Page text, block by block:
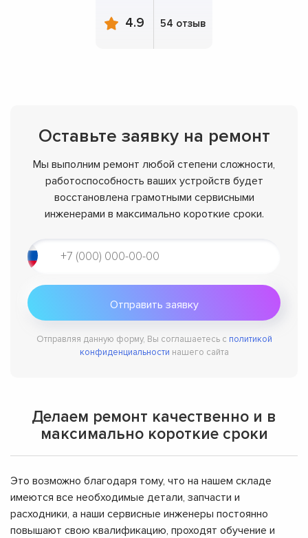
4.9 54 отзыв
Оставьте заявку на ремонт
Мы выполним ремонт любой степени сложности,
работоспособность ваших устройств будет
восстановлена грамотными сервисными
инженерами в максимально короткие сроки.
Отправляя данную форму, Вы соглашаетесь с политикой
конфиденциальности нашего сайта
Делаем ремонт качественно и в
максимально короткие сроки
Это возможно благодаря тому, что на нашем складе
имеются все необходимые детали, запчасти и
расходники, а наши сервисные инженеры постоянно
повышают свою квалификацию, проходят обучение и